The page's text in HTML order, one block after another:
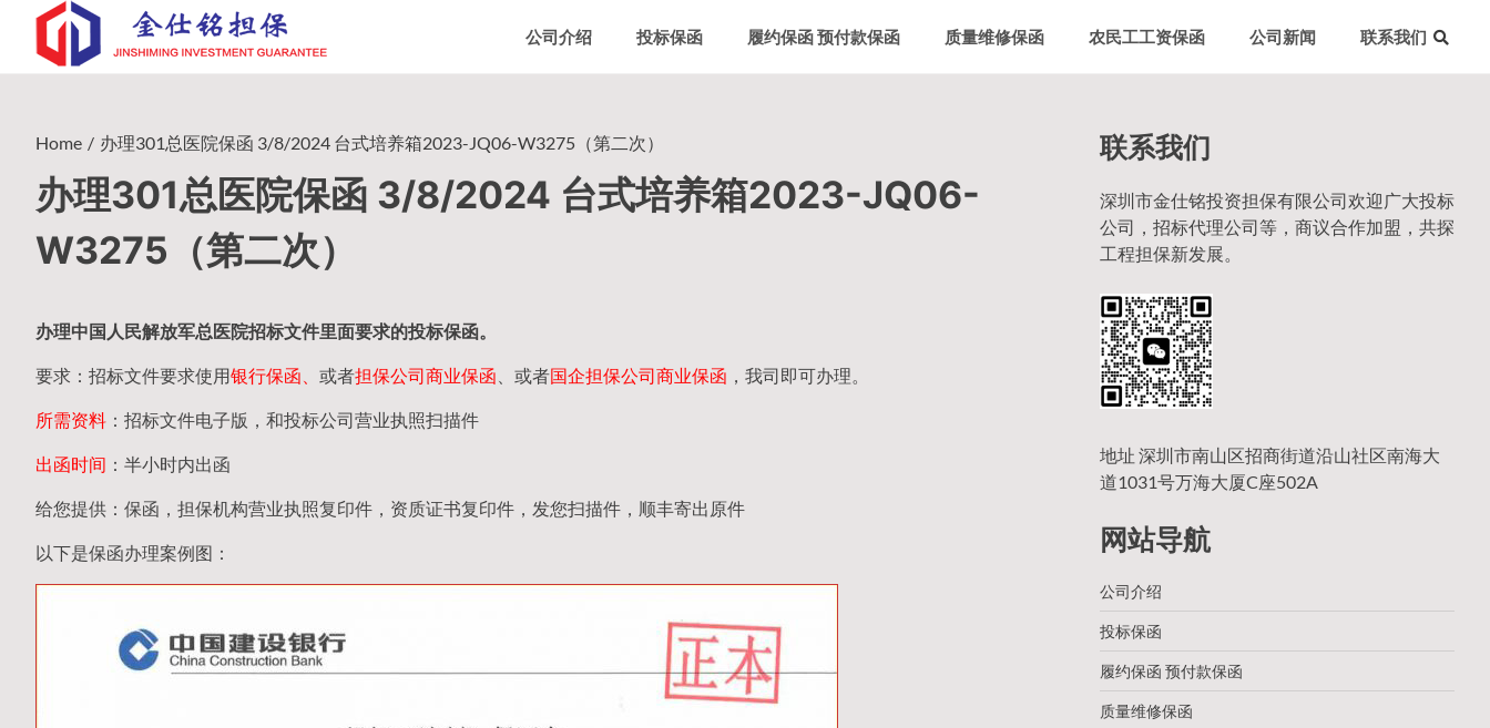
content
公司介绍 投标保函 履约保函 预付款保函 质量维修保函 农民工工资保函 公司新闻 联系我们
Home 办理301总医院保函 3/8/2024 台式培养箱2023-JQ06-W3275（第二次）
办理301总医院保函 3/8/2024 台式培养箱2023-JQ06-
W3275（第二次）
办理中国人民解放军总医院招标文件里面要求的投标保函。
要求：招标文件要求使用银行保函、 或者担保公司商业保函 、或者国企担保公司商业保函 ，我司即可办理。
所需资料 ：招标文件电子版，和投标公司营业执照扫描件
出函时间 ：半小时内出函
给您提供：保函，担保机构营业执照复印件，资质证书复印件，发您扫描件，顺丰寄出原件
以下是保函办理案例图：
联系我们
深圳市金仕铭投资担保有限公司欢迎广大投标
公司，招标代理公司等，商议合作加盟，共探
工程担保新发展。
地址 深圳市南山区招商街道沿山社区南海大
道1031号万海大厦C座502A
网站导航
公司介绍
投标保函
履约保函 预付款保函
质量维修保函